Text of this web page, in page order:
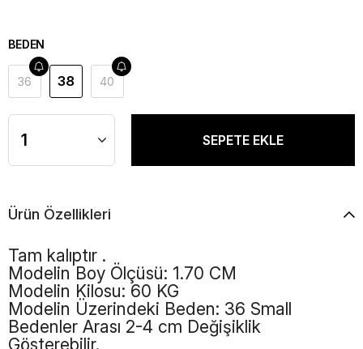
BEDEN
36 38 40
Ürün Özellikleri
Tam kalıptır .
Modelin Boy Ölçüsü: 1.70 CM
Modelin Kilosu: 60 KG
Modelin Üzerindeki Beden: 36 Small
Bedenler Arası 2-4 cm Değişiklik
Gösterebilir.